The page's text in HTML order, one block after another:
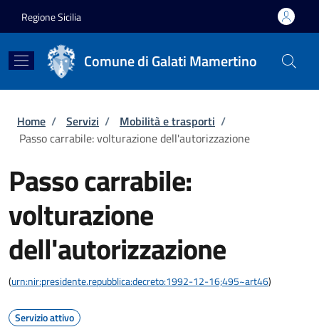
Regione Sicilia
Comune di Galati Mamertino
Briciole di pane
Home / Servizi / Mobilità e trasporti /
Passo carrabile: volturazione dell'autorizzazione
Passo carrabile:
volturazione
dell'autorizzazione
(urn:nir:presidente.repubblica:decreto:1992-12-16;495~art46)
Servizio attivo